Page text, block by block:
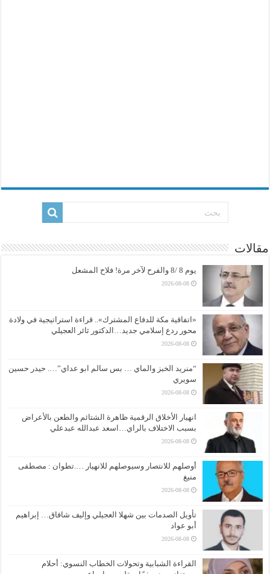
مقالات
يوم 8 /8 والفرح لآخر مرة! فلاح المشعل
2026-08-08
«اتفاقية مكة للدفاع المشترك».. قراءة استراتيجية في ولادة
محور ردع إسلامي جديد…الدكتور ثائر العجيلي
2026-08-08
“منريد الخبز والماي … بس سالم ابو عداي”…. حيدر حسين
سويري
2026-08-08
انهيار الأخلاق الرقمية ظاهرة الشتائم والطعن بالأعراض
بسبب الاختلاف بالراي…اسعد عبدالله عبدعلي
2026-08-08
أوصلهم للانتصار وسيوصلهم للانهيار ….تطوان : مصطفى
منيغ
2026-08-08
تأويل الصدمات بين شهلا العجيلي وإليف شافاق… إبراهيم
أبو عواد
2026-08-08
القراءة الشبابية وتحولات الخطاب النسوي: أحلام